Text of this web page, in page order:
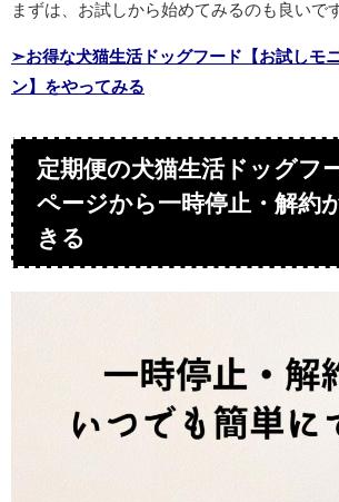
まずは、お試しから始めてみるのも良いで
➣お得な犬猫生活ドッグフード【お試しモ
ン】をやってみる
定期便の犬猫生活ドッグフ
ページから一時停止・解約
きる